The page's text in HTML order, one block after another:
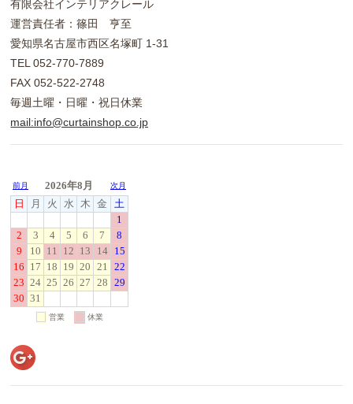
有限会社インテリアクレール
運営責任者：篠田 亨至
愛知県名古屋市西区名塚町 1-31
TEL 052-770-7889
FAX 052-522-2748
毎週土曜・日曜・祝日休業
mail:info@curtainshop.co.jp